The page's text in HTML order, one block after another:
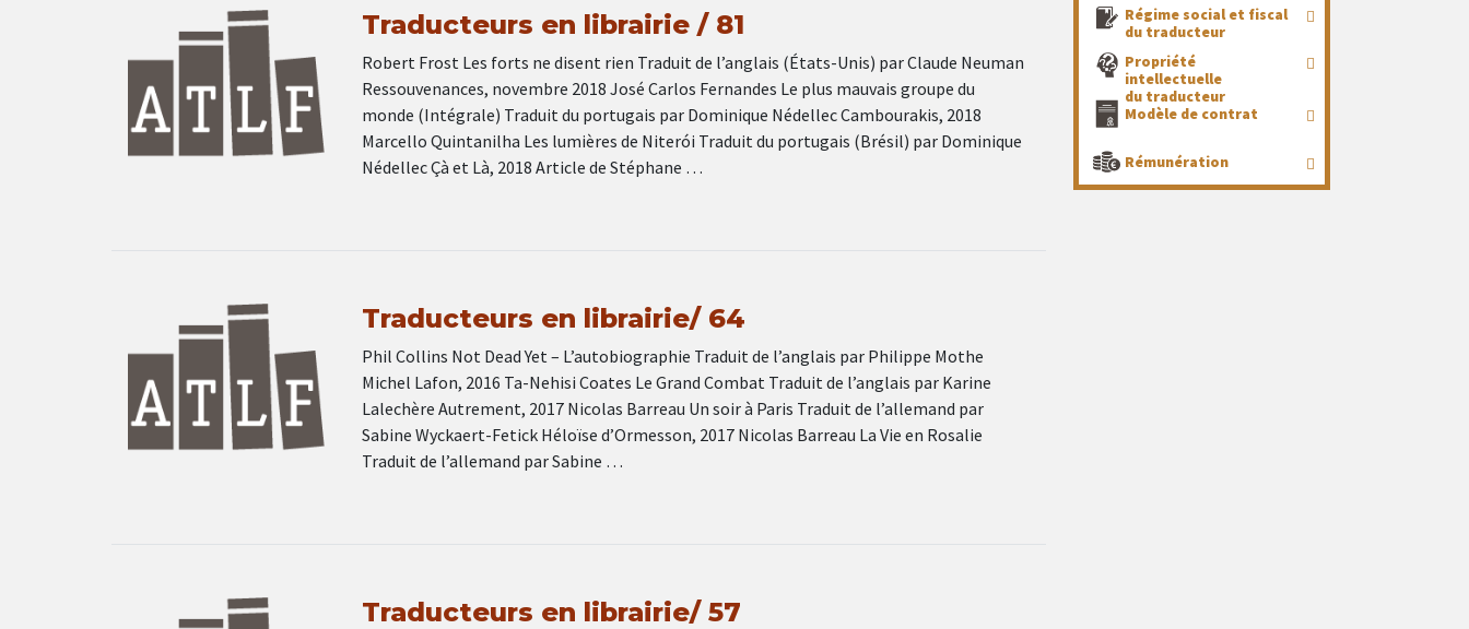
Traducteurs en librairie / 81
Robert Frost Les forts ne disent rien Traduit de l’anglais (États-Unis) par Claude Neuman
Ressouvenances, novembre 2018 José Carlos Fernandes Le plus mauvais groupe du
monde (Intégrale) Traduit du portugais par Dominique Nédellec Cambourakis, 2018
Marcello Quintanilha Les lumières de Niterói Traduit du portugais (Brésil) par Dominique
Nédellec Çà et Là, 2018 Article de Stéphane …
Traducteurs en librairie/ 64
Phil Collins Not Dead Yet – L’autobiographie Traduit de l’anglais par Philippe Mothe
Michel Lafon, 2016 Ta-Nehisi Coates Le Grand Combat Traduit de l’anglais par Karine
Lalechère Autrement, 2017 Nicolas Barreau Un soir à Paris Traduit de l’allemand par
Sabine Wyckaert-Fetick Héloïse d’Ormesson, 2017 Nicolas Barreau La Vie en Rosalie
Traduit de l’allemand par Sabine …
Traducteurs en librairie/ 57
Régime social et fiscal
du traducteur
Propriété
intellectuelle
du traducteur
Modèle de contrat
Rémunération